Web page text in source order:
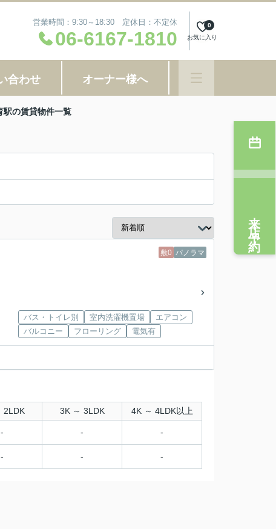
営業時間：9:30～18:30 定休日：不定休
06-6167-1810 お気に入り
0
合わせ オーナー様へ
駅の賃貸物件一覧
敷0 パノラマ
バス・トイレ別 室内洗濯機置場
エアコン
バルコニー
フローリング 電気有
2LDK 3K ～ 3LDK 4K ～ 4LDK以上
- - -
- - -
来店予約